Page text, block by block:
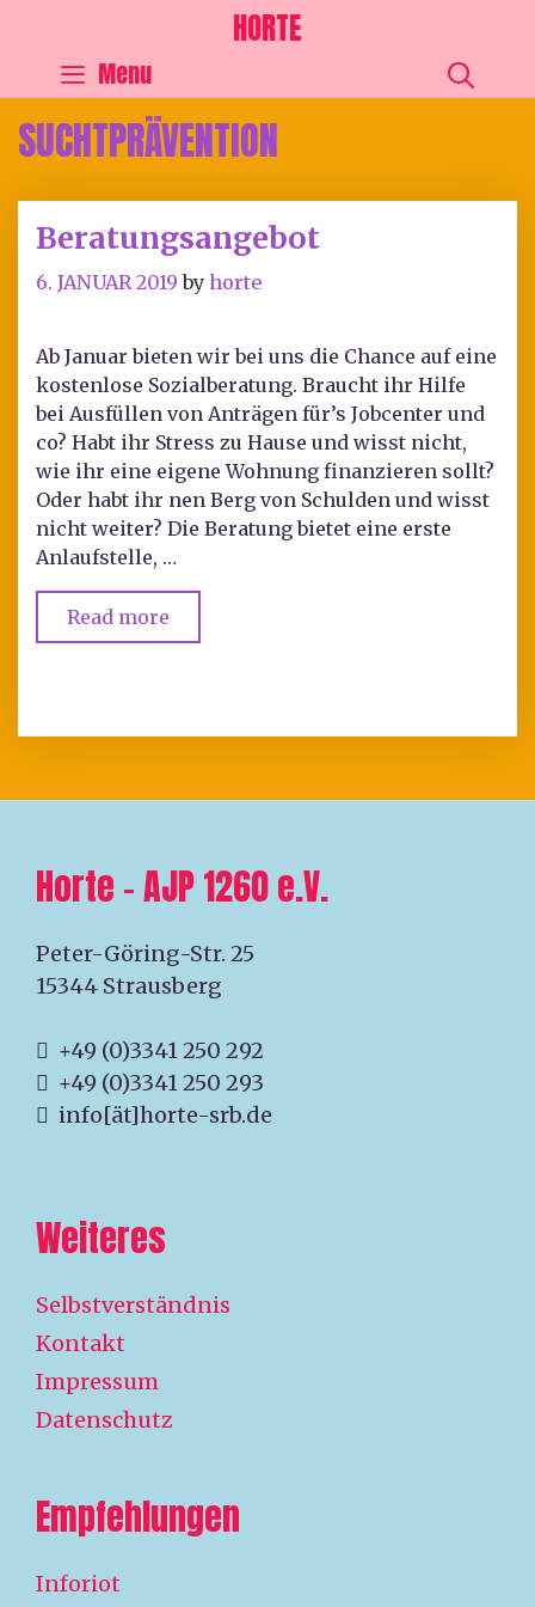
HORTE
Menu
SUCHTPRÄVENTION
Beratungsangebot
6. JANUAR 2019 byhorte
Ab Januar bieten wir bei uns die Chance auf eine
kostenlose Sozialberatung. Braucht ihr Hilfe
bei Ausfüllen von Anträgen für’s Jobcenter und
co? Habt ihr Stress zu Hause und wisst nicht,
wie ihr eine eigene Wohnung finanzieren sollt?
Oder habt ihr nen Berg von Schulden und wisst
nicht weiter? Die Beratung bietet eine erste
Anlaufstelle, …
Read more
Horte – AJP 1260 e.V.
Peter-Göring-Str. 25
15344 Strausberg
+49 (0)3341 250 292
+49 (0)3341 250 293
info[ät]horte-srb.de
Weiteres
Selbstverständnis
Kontakt
Impressum
Datenschutz
Empfehlungen
Inforiot